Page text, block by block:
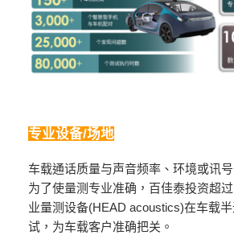
专业设备/场地
车载通话质量与声音频率、环境或讯
为了使量测专业准确，百佳泰投资超
业量测设备(HEAD acoustics)在车载
试，为车载客户准确把关。